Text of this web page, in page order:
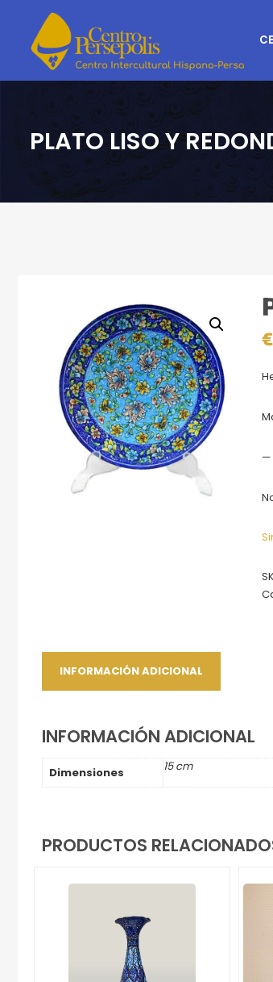
PLATO LISO Y
€
—
INFORMACIÓN ADICIONAL
INFORMACIÓN ADICIONAL
Dimensiones 15 cm
PRODUCTOS